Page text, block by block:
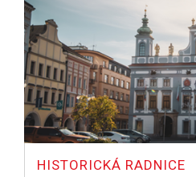
HISTORICKÁ RADNICE